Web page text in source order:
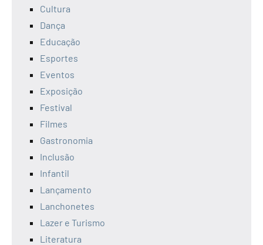
Cultura
Dança
Educação
Esportes
Eventos
Exposição
Festival
Filmes
Gastronomia
Inclusão
Infantil
Lançamento
Lanchonetes
Lazer e Turismo
Literatura